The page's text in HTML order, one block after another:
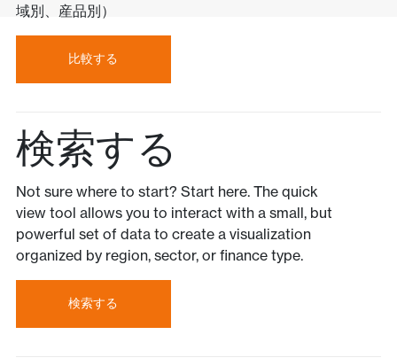
域別、産品別）
比較する
検索する
Not sure where to start? Start here. The quick
view tool allows you to interact with a small, but
powerful set of data to create a visualization
organized by region, sector, or finance type.
検索する